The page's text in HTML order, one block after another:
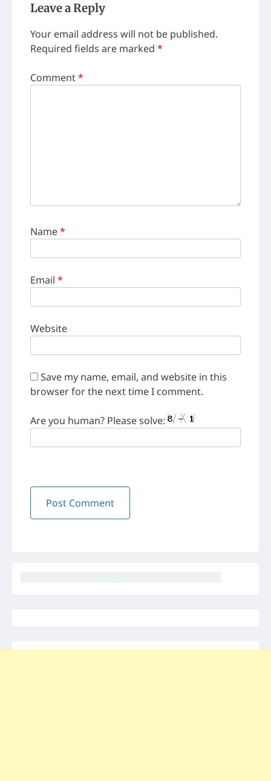
Leave a Reply
Your email address will not be published.
Required fields are marked *
Comment*
Name*
Email *
Website
Save my name, email, and website in this
browser for the next time I comment.
Are you human? Please solve: